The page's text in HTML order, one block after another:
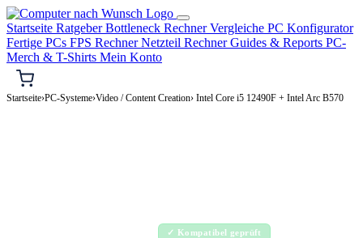
Startseite RatgeberBottleneck RechnerVergleiche PC Konfigurator
Fertige PCs FPS RechnerNetzteil RechnerGuides & Reports PC-
Merch & T-Shirts Mein Konto
Startseite›PC-Systeme›Video / Content Creation› Intel Core i5 12490F + Intel Arc B570
✓ Kompatibel geprüft